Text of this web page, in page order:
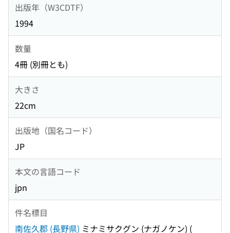
出版年（W3CDTF）
1994
数量
4冊 (別冊とも)
大きさ
22cm
出版地（国名コード）
JP
本文の言語コード
jpn
件名標目
南佐久郡 (長野県) ミナミサクグン (ナガノケン) (